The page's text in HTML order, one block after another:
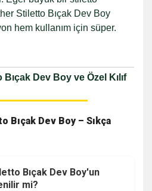
Stiletto Bıçak Dev Boy
hem kullanım için süper.
Dev Boy ve Özel Kılıf
Dev Boy – Sıkça
Bıçak Dev Boy'un
mi?